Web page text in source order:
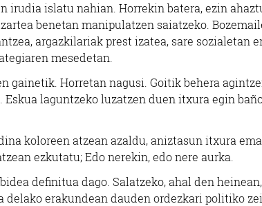
irudia islatu nahian. Horrekin batera, ezin
benetan manipulatzen saiatzeko.
argazkilariak prest izatea, sare sozialetan
mesedetan.
gainetik. Horretan nagusi. Goitik behera
Eskua laguntzeko luzatzen duen itxura egin
koloreen atzean azaldu, aniztasun itxura
ezkutatu; Edo nerekin, edo nere aurka.
definitua dago. Salatzeko, ahal den
delako erakundean dauden ordezkari politiko